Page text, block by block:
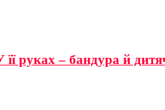
руках – бандура й